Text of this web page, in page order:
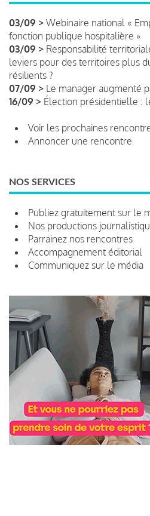
03/09 > Webinaire national «
fonction publique hospitalière »
03/09 > Responsabilité
leviers pour des territoires plus
résilients ?
07/09 > Le manager augmenté
16/09 > Élection présidentielle :
Voir les prochaines
Annoncer une rencontre
NOS SERVICES
Publiez gratuitement sur le
Nos productions
Parrainez nos rencontres
Accompagnement éditorial
Communiquez sur le média